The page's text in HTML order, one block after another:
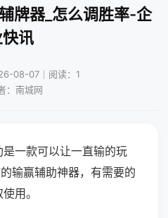
牌器_怎么调胜率-企
讯
08-07｜阅读：1
：南城网
一款可以让一直输的玩
输赢辅助神器，有需要的
用。